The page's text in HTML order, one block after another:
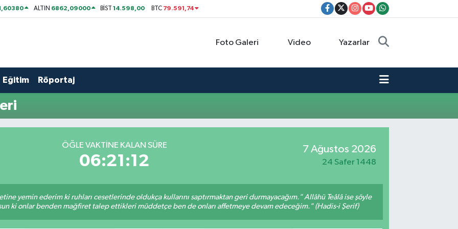
ALTIN 6862,09000 BİST14.598,00 BTC 79.591,74
Foto Galeri Video Yazarlar
Eğitim Röportaj
ÖĞLE VAKTİNE KALAN SÜRE
06:21:12
7 Ağustos 2026
24 Safer 1448
yemin ederim ki ruhları cesetlerinde oldukça kullarını saptırmaktan geri durmayacağım." Allâhü Teâlâ ise şöyle
ki onlar benden mağfiret talep ettikleri müddetçe ben de onları affetmeye devam edeceğim." (Hadis-i Şerif)